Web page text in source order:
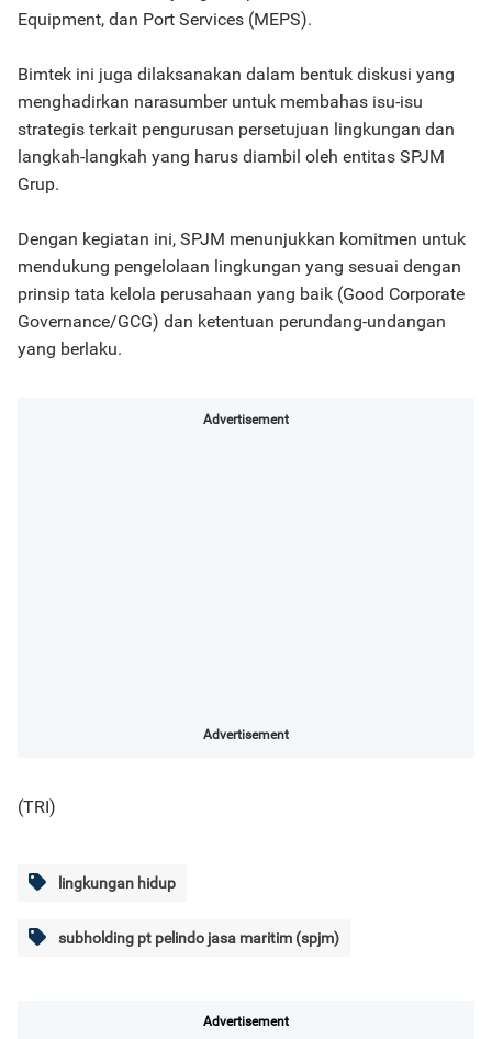
Equipment, dan Port Services (MEPS).
Bimtek ini juga dilaksanakan dalam bentuk diskusi yang
menghadirkan narasumber untuk membahas isu-isu
strategis terkait pengurusan persetujuan lingkungan dan
langkah-langkah yang harus diambil oleh entitas SPJM
Grup.
Dengan kegiatan ini, SPJM menunjukkan komitmen untuk
mendukung pengelolaan lingkungan yang sesuai dengan
prinsip tata kelola perusahaan yang baik (Good Corporate
Governance/GCG) dan ketentuan perundang-undangan
yang berlaku.
Advertisement
Advertisement
(TRI)
lingkungan hidup
subholding pt pelindo jasa maritim (spjm)
Advertisement